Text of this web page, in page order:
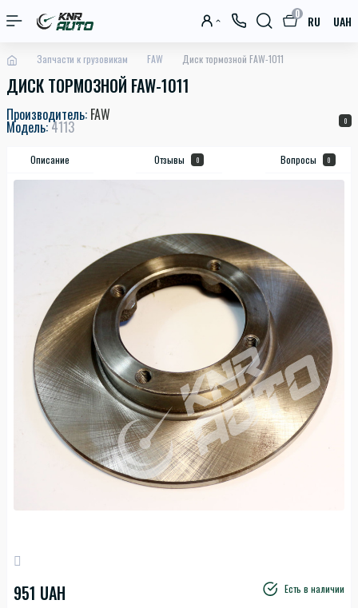
0 RU UAH
Запчасти к грузовикам FAW Диск тормозной FAW-1011
ДИСК ТОРМОЗНОЙ FAW-1011
Производитель: FAW
Модель:4113 0
Описание Отзывы 0 Вопросы 0
951 UAH Есть в наличии